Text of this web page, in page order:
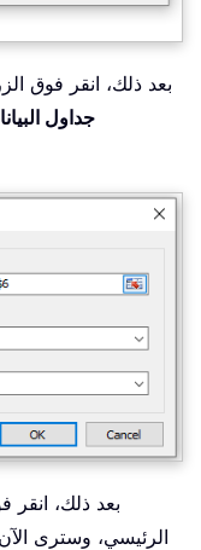
. بعد ذلك، انقر فوق الزر
جداول
. بعد ذلك، انقر
الرئيسي، وسترى